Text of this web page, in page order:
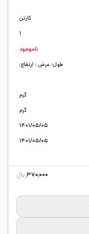
طول: عرض : ارتفاع:
گرم
گرم
1401/05/05
1401/05/05
کارتن
1
ناموجود
370,000ریال